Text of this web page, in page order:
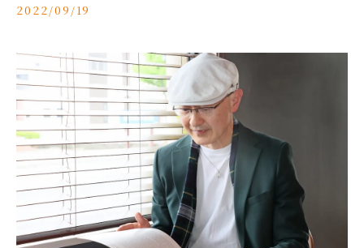
2022/09/19